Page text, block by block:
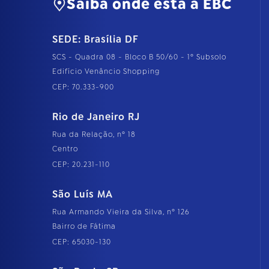
Saiba onde está a EBC
SEDE: Brasília DF
SCS - Quadra 08 - Bloco B 50/60 - 1º Subsolo
Edifício Venâncio Shopping
CEP: 70.333-900
Rio de Janeiro RJ
Rua da Relação, nº 18
Centro
CEP: 20.231-110
São Luís MA
Rua Armando Vieira da Silva, nº 126
Bairro de Fátima
CEP: 65030-130